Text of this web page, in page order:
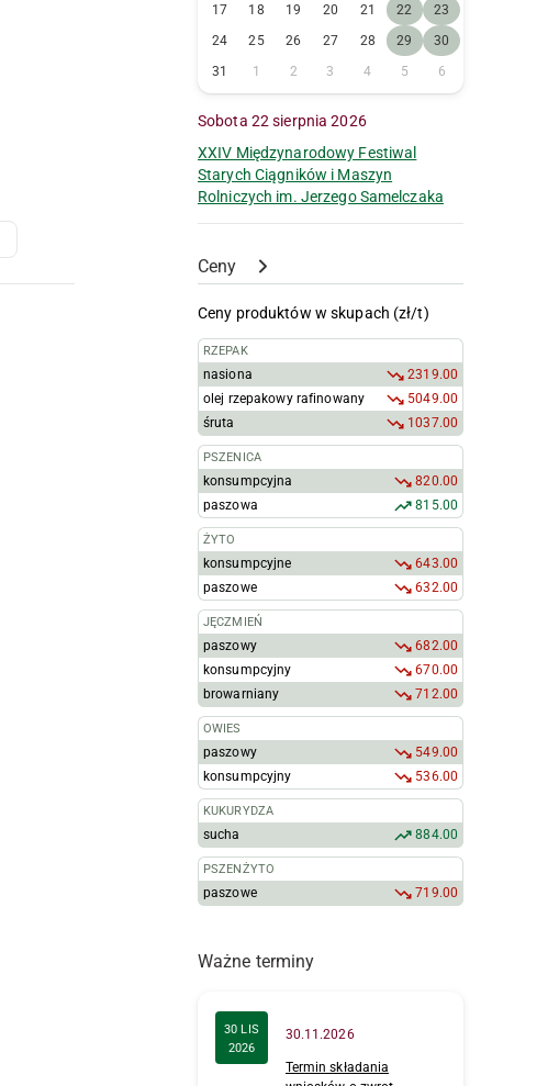
17
18 19 20 21 22
23
24
25 26 27 28 29
30
31
1 2 3 4 5 6
Sobota 22 sierpnia 2026
XXIV Międzynarodowy Festiwal
Starych Ciągników i Maszyn
Rolniczych im. Jerzego Samelczaka
Ceny
Ceny produktów w skupach (zł/t)
RZEPAK
nasiona
2319.00
olej rzepakowy rafinowany
5049.00
śruta
1037.00
PSZENICA
konsumpcyjna
820.00
paszowa
815.00
ŻYTO
konsumpcyjne
643.00
paszowe
632.00
JĘCZMIEŃ
paszowy
682.00
konsumpcyjny
670.00
browarniany
712.00
OWIES
paszowy
549.00
konsumpcyjny
536.00
KUKURYDZA
sucha 884.00
PSZENŻYTO
paszowe 719.00
Ważne terminy
30 LIS
2026
30.11.2026
Termin składania